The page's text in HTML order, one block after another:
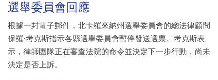
選舉委員會回應
根據一封電子郵件，北卡羅來納州選舉委員會的總法律顧問
保羅·考克斯指示各縣選舉委員會暫停發送選票。考克斯表
示，律師團隊正在審查法院的命令並決定下一步行動，尚未
決定是否上訴。